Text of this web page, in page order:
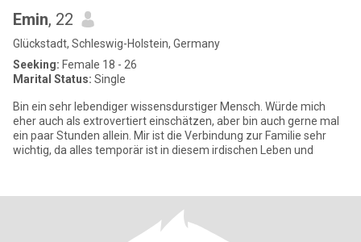
Emin, 22
Glückstadt, Schleswig-Holstein, Germany
Seeking: Female 18 - 26
Marital Status: Single
Bin ein sehr lebendiger wissensdurstiger Mensch. Würde mich
eher auch als extrovertiert einschätzen, aber bin auch gerne mal
ein paar Stunden allein. Mir ist die Verbindung zur Familie sehr
wichtig, da alles temporär ist in diesem irdischen Leben und